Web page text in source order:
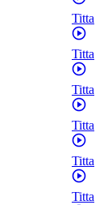
Titta
Titta
Titta
Titta
Titta
Titta